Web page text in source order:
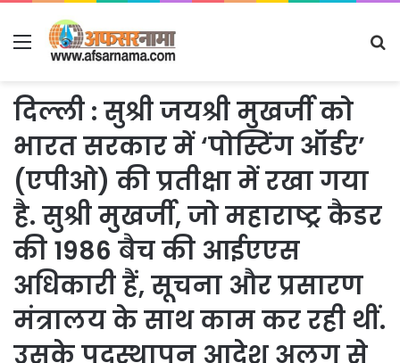
Menu
दिल्ली : सुश्री जयश्री मुखर्जी को
भारत सरकार में ‘पोस्टिंग ऑर्डर’
(एपीओ) की प्रतीक्षा में रखा गया
है. सुश्री मुखर्जी, जो महाराष्ट्र कैडर
की 1986 बैच की आईएएस
अधिकारी हैं, सूचना और प्रसारण
मंत्रालय के साथ काम कर रही थीं.
उसके पदस्थापन आदेश अलग से